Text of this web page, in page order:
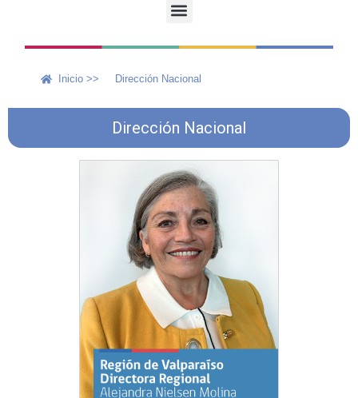
Inicio >> Dirección Nacional
Dirección Nacional